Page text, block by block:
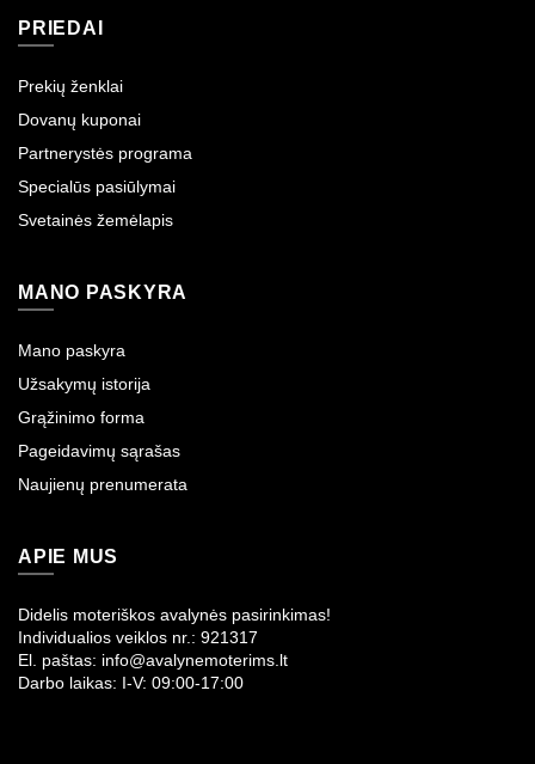
PRIEDAI
Prekių ženklai
Dovanų kuponai
Partnerystės programa
Specialūs pasiūlymai
Svetainės žemėlapis
MANO PASKYRA
Mano paskyra
Užsakymų istorija
Grąžinimo forma
Pageidavimų sąrašas
Naujienų prenumerata
APIE MUS
Didelis moteriškos avalynės pasirinkimas!
Individualios veiklos nr.: 921317
El. paštas: info@avalynemoterims.lt
Darbo laikas: I-V: 09:00-17:00